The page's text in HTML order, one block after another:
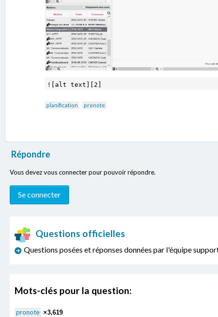
planification pronote
Répondre
Vous devez vous connecter pour pouvoir répondre.
Questions officielles
Questions posées et réponses données par l'équipe
Mots-clés pour la question:
pronote ×3,619